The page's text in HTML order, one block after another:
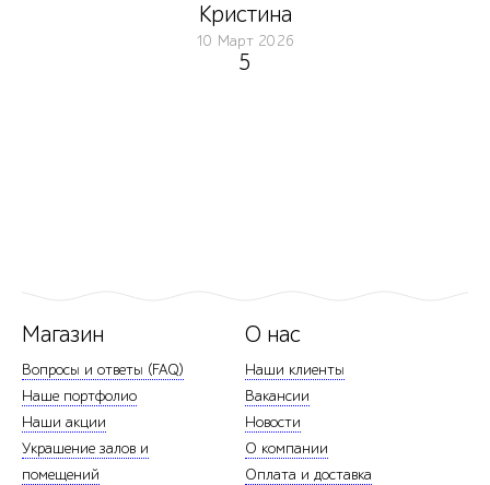
Кристина
10 Март 2026
5
Магазин
Вопросы и ответы (FAQ)
Наше портфолио
Наши акции
Украшение залов и
помещений
О нас
Наши клиенты
Вакансии
Новости
О компании
Оплата и доставка